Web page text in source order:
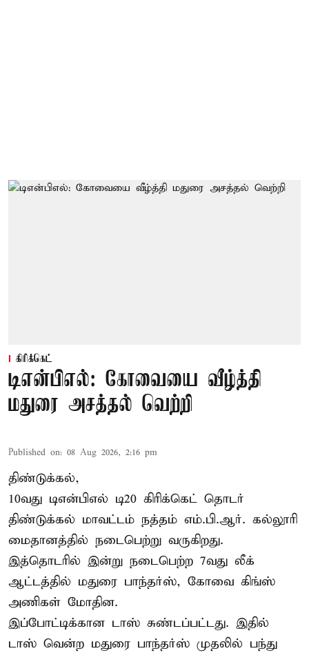
கிரிக்கெட்
டிஎன்பிஎல்: கோவையை வீழ்த்தி
மதுரை அசத்தல் வெற்றி
Published on: 08 Aug 2026, 2:16 pm
திண்டுக்கல்,
10வது டிஎன்பிஎல் டி20 கிரிக்கெட் தொடர்
திண்டுக்கல் மாவட்டம் நத்தம் எம்.பி.ஆர். கல்லூரி
மைதானத்தில் நடைபெற்று வருகிறது.
இத்தொடரில் இன்று நடைபெற்ற 7வது லீக்
ஆட்டத்தில் மதுரை பாந்தர்ஸ், கோவை கிங்ஸ்
அணிகள் மோதின.
இப்போட்டிக்கான டாஸ் சுண்டப்பட்டது. இதில்
டாஸ் வென்ற மதுரை பாந்தர்ஸ் முதலில் பந்து